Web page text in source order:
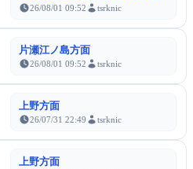
26/08/01 09:52 tsrknic
片瀬江ノ島方面
26/08/01 09:52 tsrknic
上野方面
26/07/31 22:49 tsrknic
上野方面